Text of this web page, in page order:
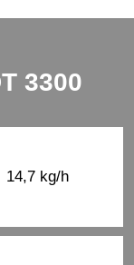
3300
14,7 kg/h